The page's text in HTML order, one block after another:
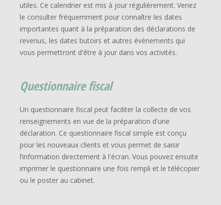
utiles. Ce calendrier est mis à jour régulièrement. Venez
le consulter fréquemment pour connaître les dates
importantes quant à la préparation des déclarations de
revenus, les dates butoirs et autres événements qui
vous permettront d'être à jour dans vos activités.
Questionnaire fiscal
Un questionnaire fiscal peut faciliter la collecte de vos
renseignements en vue de la préparation d'une
déclaration. Ce questionnaire fiscal simple est conçu
pour les nouveaux clients et vous permet de saisir
l’information directement à l'écran. Vous pouvez ensuite
imprimer le questionnaire une fois rempli et le télécopier
ou le poster au cabinet.